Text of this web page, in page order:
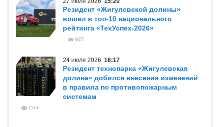
Резидент «Жигулевской долины»
вошел в топ-10 национального
рейтинга «ТехУспех-2026»
927
24 июля 2026 16:17
Резидент технопарка «Жигулевская
долина» добился внесения изменений
в правила по противопожарным
системам
1166